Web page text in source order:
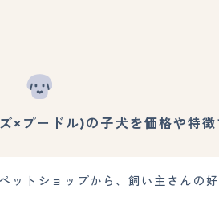
×プードル)の子犬を価格や特
トショップから、飼い主さんの